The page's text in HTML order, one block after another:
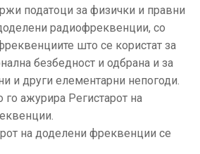
податоци за физички и правни
радиофреквенции, со
што се користат за
безбедност и одбрана и за
и други елементарни непогоди.
го ажурира Регистарот на
на доделени фреквенции се